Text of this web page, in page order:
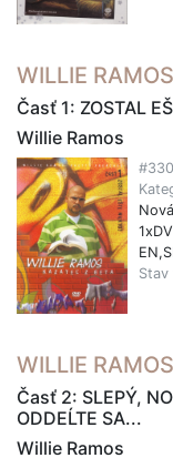
WILLIE
Časť 1: ZOSTAL
Willie Ramos
Stav
WILLIE
Časť 2: SLEPÝ,
ODDEĹTE SA...
Willie Ramos